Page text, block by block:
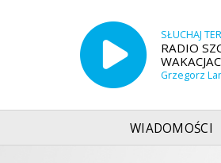
SŁUCHAJ
RADIO
Grzegorz
WIADOMOŚCI